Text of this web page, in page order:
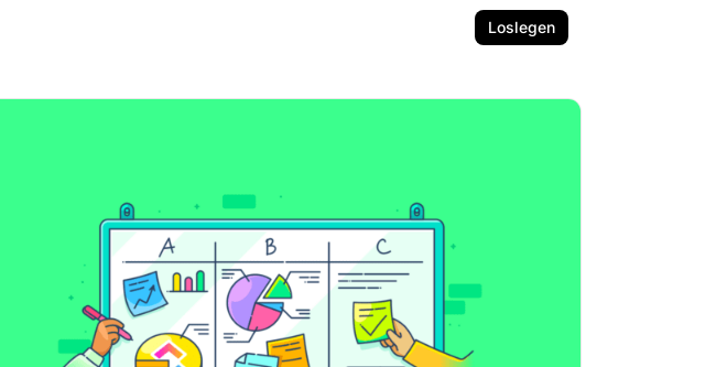
Loslegen